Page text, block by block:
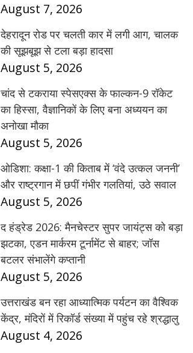
August 7, 2026
देहरादून रोड पर चलती कार में लगी आग, चालक
की सूझबूझ से टला बड़ा हादसा
August 5, 2026
चांद से टकराया स्पेसएक्स के फाल्कन-9 रॉकेट
का हिस्सा, वैज्ञानिकों के लिए बना अध्ययन का
अनोखा मौका
August 5, 2026
ओडिशा: कक्षा-1 की किताब में ‘वंदे उत्कल जननी’
और राष्ट्रगान में छपीं गंभीर गलतियां, उठे सवाल
August 5, 2026
द हंड्रेड 2026: मैनचेस्टर सुपर जायंट्स को बड़ा
झटका, एडन मार्करम टूर्नामेंट से बाहर; जॉस
बटलर संभालेंगे कप्तानी
August 5, 2026
उत्तराखंड बन रहा आध्यात्मिक पर्यटन का वैश्विक
केंद्र, मंदिरों में रिकॉर्ड संख्या में पहुंच रहे श्रद्धालु
August 4, 2026